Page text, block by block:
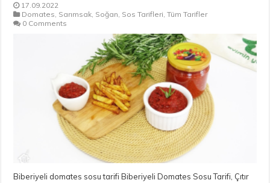
17.09.2022
Domates, Sarımsak, Soğan, Sos Tarifleri,Tüm Tarifler
0 Comments
Biberiyeli domates sosu tarifi Biberiyeli Domates Sosu Tarifi, Çıtır